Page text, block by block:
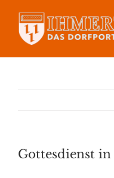
Gottesdienst